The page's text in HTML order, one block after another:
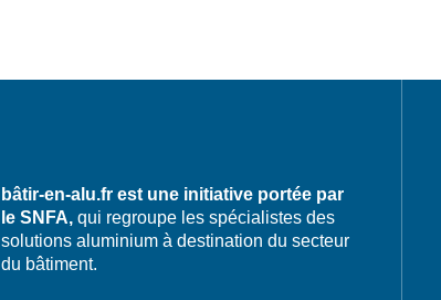
bâtir-en-alu.fr est une initiative portée par
le SNFA,qui regroupe les spécialistes des
solutions aluminium à destination du secteur
du bâtiment.